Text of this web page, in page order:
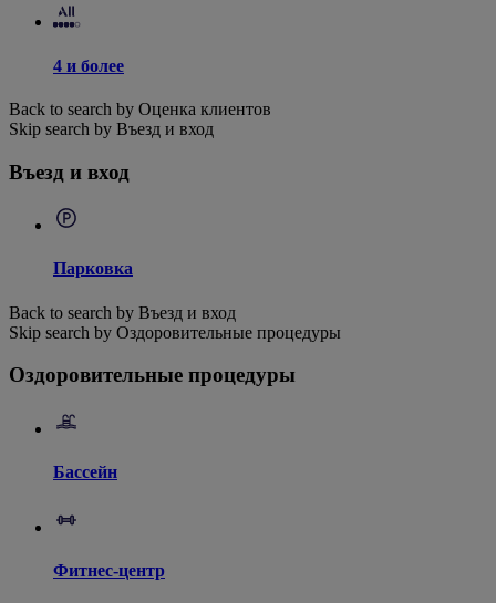
4 и более
Back to search by Оценка клиентов
Skip search by Въезд и вход
Въезд и вход
Парковка
Back to search by Въезд и вход
Skip search by Оздоровительные процедуры
Оздоровительные процедуры
Бассейн
Фитнес-центр